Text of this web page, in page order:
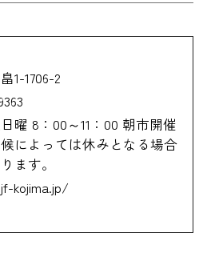
1-1706-2
曜 8：00～11：00 朝市開催
によっては休みとなる場合
ます。
jf-kojima.jp/